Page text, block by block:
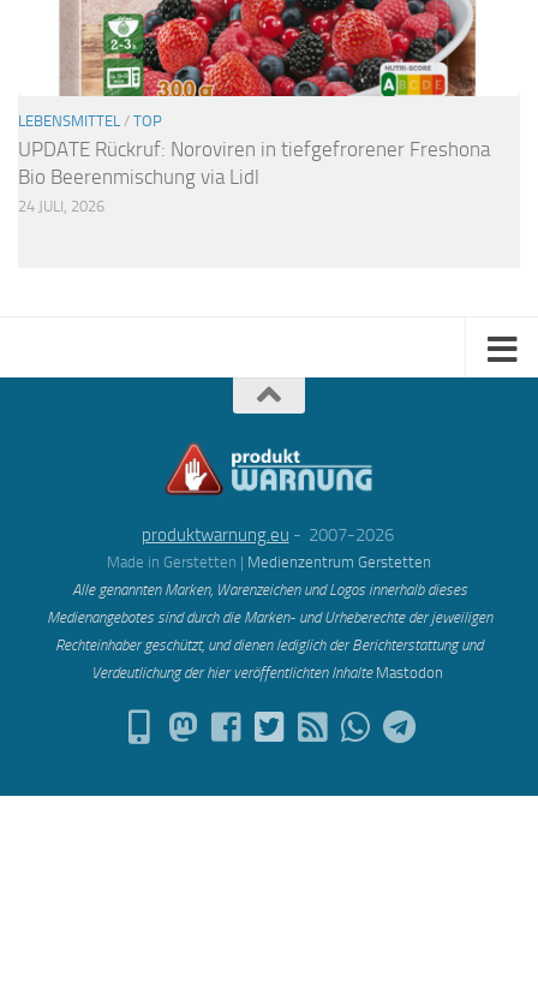
LEBENSMITTEL / TOP
UPDATE Rückruf: Noroviren in tiefgefrorener Freshona
Bio Beerenmischung via Lidl
24 JULI, 2026
produktwarnung.eu - 2007-2026
Made in Gerstetten | Medienzentrum Gerstetten
Alle genannten Marken, Warenzeichen und Logos innerhalb dieses
Medienangebotes sind durch die Marken- und Urheberechte der jeweiligen
Rechteinhaber geschützt, und dienen lediglich der Berichterstattung und
Verdeutlichung der hier veröffentlichten Inhalte Mastodon